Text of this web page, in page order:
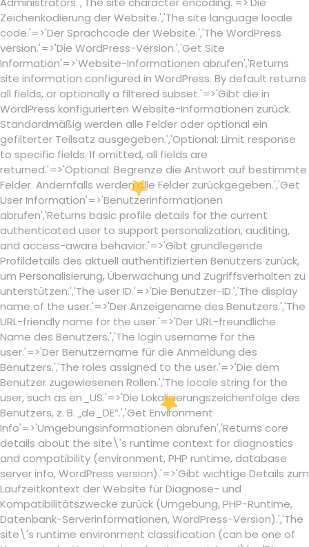
Zeichenkodierung der Website.','The site language locale
code.'=>'Der Sprachcode der Website.','The WordPress
version.'=>'Die WordPress-Version.','Get Site
Information'=>'Website-Informationen abrufen','Returns
site information configured in WordPress. By default returns
all fields, or optionally a filtered subset.'=>'Gibt die in
WordPress konfigurierten Website-Informationen zurück.
Standardmäßig werden alle Felder oder optional ein
gefilterter Teilsatz ausgegeben.','Optional: Limit response
to specific fields. If omitted, all fields are
returned.'=>'Optional: Begrenze die Antwort auf bestimmte
Felder. Andernfalls werden alle Felder zurückgegeben.','Get
User Information'=>'Benutzerinformationen
abrufen','Returns basic profile details for the current
authenticated user to support personalization, auditing,
and access-aware behavior.'=>'Gibt grundlegende
Profildetails des aktuell authentifizierten Benutzers zurück,
um Personalisierung, Überwachung und Zugriffsverhalten zu
unterstützen.','The user ID.'=>'Die Benutzer-ID.','The display
name of the user.'=>'Der Anzeigename des Benutzers.','The
URL-friendly name for the user.'=>'Der URL-freundliche
Name des Benutzers.','The login username for the
user.'=>'Der Benutzername für die Anmeldung des
Benutzers.','The roles assigned to the user.'=>'Die dem
Benutzer zugewiesenen Rollen.','The locale string for the
user, such as en_US.'=>'Die Lokalisierungszeichenfolge des
Benutzers, z. B. „de_DE“.','Get Environment
Info'=>'Umgebungsinformationen abrufen','Returns core
details about the site\'s runtime context for diagnostics
and compatibility (environment, PHP runtime, database
server info, WordPress version).'=>'Gibt wichtige Details zum
Laufzeitkontext der Website für Diagnose- und
Kompatibilitätszwecke zurück (Umgebung, PHP-Runtime,
Datenbank-Serverinformationen, WordPress-Version).','The
site\'s runtime environment classification (can be one of